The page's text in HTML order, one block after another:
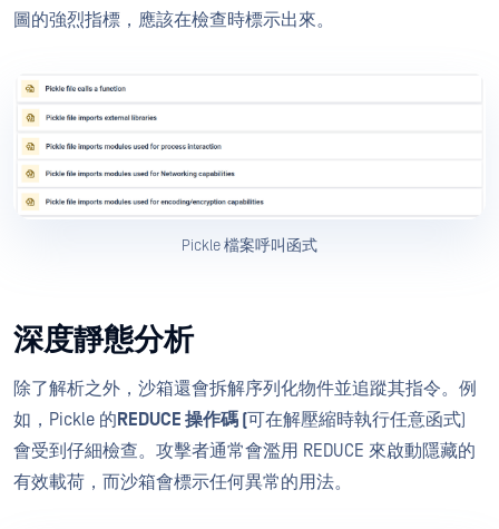
圖的強烈指標，應該在檢查時標示出來。
Pickle 檔案呼叫函式
深度靜態分析
除了解析之外，沙箱還會拆解序列化物件並追蹤其指令。例
如，Pickle 的 REDUCE 操作碼 (可在解壓縮時執行任意函式)
會受到仔細檢查。攻擊者通常會濫用 REDUCE 來啟動隱藏的
有效載荷，而沙箱會標示任何異常的用法。